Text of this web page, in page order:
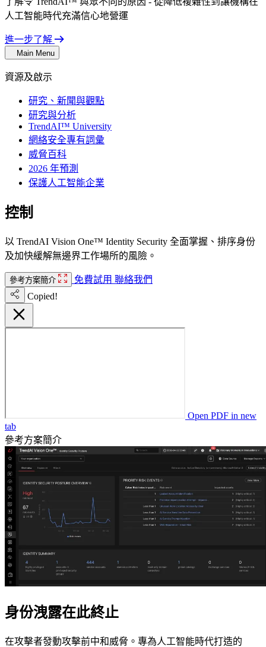
人工智能時代充滿信心地營運
進一步了解
Main Menu
資源及啟示
研究、新聞與觀點
研究與分析
TrendAI™ University
網絡安全專有詞彙
威脅百科
2026 年預測
保護人工智能企業
控制
以 TrendAI Vision One™ Identity Security 全面掌握、排序身份
及加快緩解無邊界工作場所的風險。
參考方案簡介 免費試用 聯絡我們
Copied!
Open PDF in new
tab
參考方案簡介
身份洩露在此終止
在攻擊者發動攻擊前中和威脅。專為人工智能時代打造的